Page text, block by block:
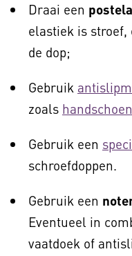
Draai een
elastiek is stroef,
de dop;
Gebruik
zoals
Gebruik een
schroefdoppen.
Gebruik een
Eventueel in
vaatdoek of